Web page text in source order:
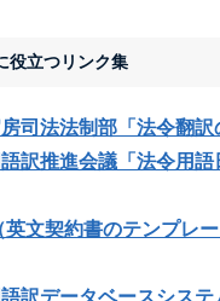
役立つリンク集
司法法制部「法令翻
訳推進会議「法令用
文契約書のテンプレ